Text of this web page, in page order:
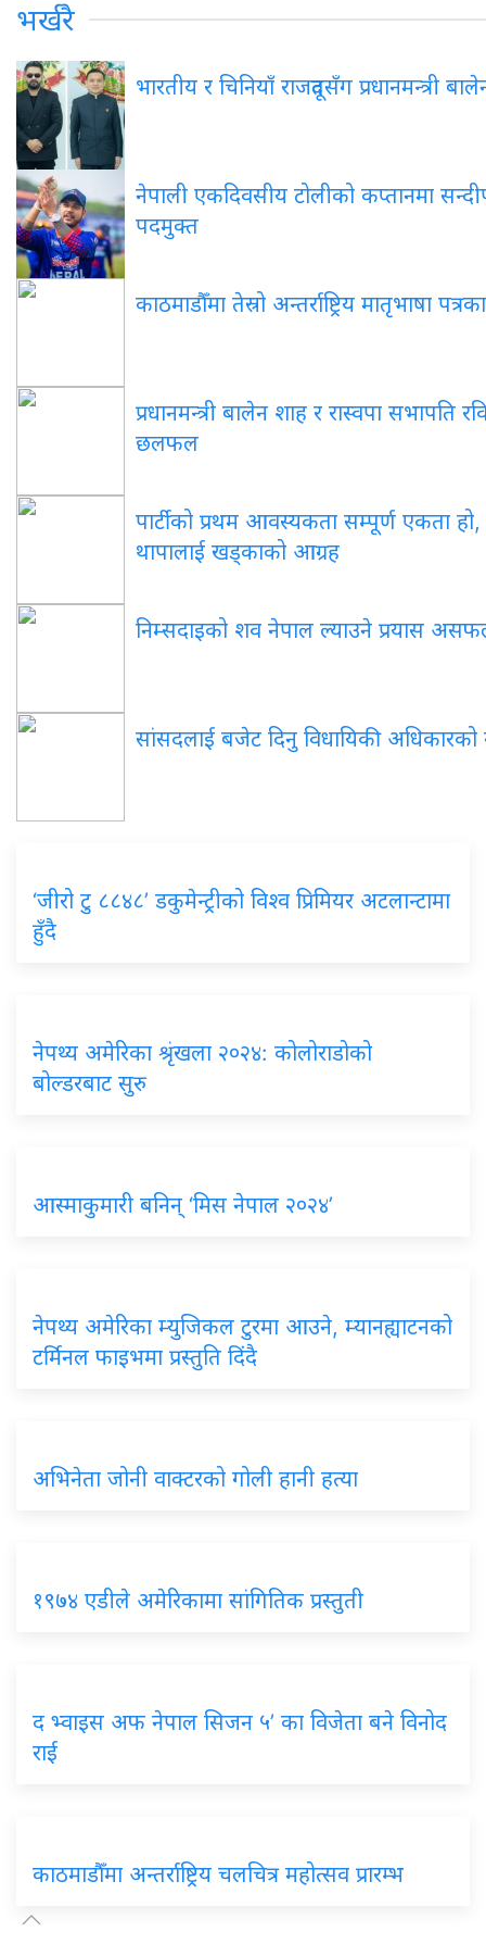
भर्खरै
भारतीय र चिनियाँ राजदूतसँग प्रधानमन्त्री
नेपाली एकदिवसीय टोलीको कप्तानमा
पदमुक्त
काठमाडौँमा तेस्रो अन्तर्राष्ट्रिय मातृभाषा
प्रधानमन्त्री बालेन शाह र रास्वपा सभापति
छलफल
पार्टीको प्रथम आवस्यकता सम्पूर्ण एकता
थापालाई खड्काको आग्रह
निम्सदाइको शव नेपाल ल्याउने प्रयास असफल,
सांसदलाई बजेट दिनु विधायिकी
‘जीरो टु ८८४८’ डकुमेन्ट्रीको विश्व प्रिमियर अटलान्टामा
हुँदै
नेपथ्य अमेरिका श्रृंखला २०२४: कोलोराडोको
बोल्डरबाट सुरु
आस्माकुमारी बनिन् ‘मिस नेपाल २०२४’
नेपथ्य अमेरिका म्युजिकल टुरमा आउने, म्यानह्याटनको
टर्मिनल फाइभमा प्रस्तुति दिंदै
अभिनेता जोनी वाक्टरको गोली हानी हत्या
१९७४ एडीले अमेरिकामा सांगितिक प्रस्तुती
द भ्वाइस अफ नेपाल सिजन ५’ का विजेता बने विनोद
राई
काठमाडौँमा अन्तर्राष्ट्रिय चलचित्र महोत्सव प्रारम्भ